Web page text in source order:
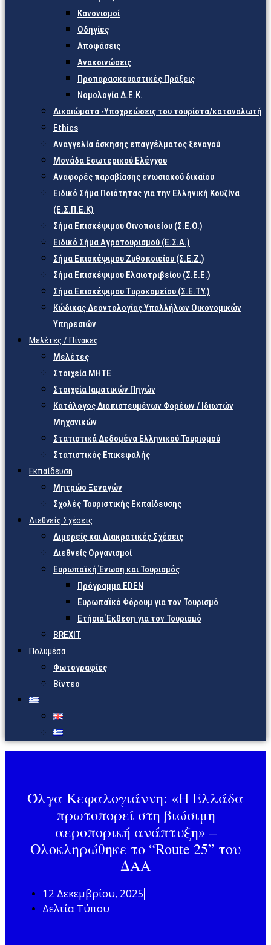
Κανονισμοί
Οδηγίες
Αποφάσεις
Ανακοινώσεις
Προπαρασκευαστικές Πράξεις
Νομολογία Δ.Ε.Κ.
Δικαιώματα -Υποχρεώσεις του τουρίστα/καταναλωτή
Ethics
Αναγγελία άσκησης επαγγέλματος ξεναγού
Μονάδα Εσωτερικού Ελέγχου
Αναφορές παραβίασης ενωσιακού δικαίου
Ειδικό Σήμα Ποιότητας για την Ελληνική Κουζίνα
(Ε.Σ.Π.Ε.Κ)
Σήμα Επισκέψιμου Οινοποιείου (Σ.Ε.Ο.)
Ειδικό Σήμα Αγροτουρισμού (Ε.Σ.Α.)
Σήμα Επισκέψιμου Ζυθοποιείου (Σ.Ε.Ζ.)
Σήμα Επισκέψιμου Ελαιοτριβείου (Σ.Ε.Ε.)
Σήμα Επισκέψιμου Τυροκομείου (Σ.Ε.TY.)
Κώδικας Δεοντολογίας Υπαλλήλων Οικονομικών
Υπηρεσιών
Μελέτες / Πίνακες
Μελέτες
Στοιχεία ΜΗΤΕ
Στοιχεία Ιαματικών Πηγών
Κατάλογος Διαπιστευμένων Φορέων / Ιδιωτών
Μηχανικών
Στατιστικά Δεδομένα Ελληνικού Τουρισμού
Στατιστικός Επικεφαλής
Εκπαίδευση
Μητρώο Ξεναγών
Σχολές Τουριστικής Εκπαίδευσης
Διεθνείς Σχέσεις
Διμερείς και Διακρατικές Σχέσεις
Διεθνείς Οργανισμοί
Ευρωπαϊκή Ένωση και Τουρισμός
Πρόγραμμα EDEN
Ευρωπαϊκό Φόρουμ για τον Τουρισμό
Ετήσια Έκθεση για τον Τουρισμό
BREXIT
Πολυμέσα
Φωτογραφίες
Βίντεο
Όλγα Κεφαλογιάννη: «Η Ελλάδα
πρωτοπορεί στη βιώσιμη
αεροπορική ανάπτυξη» –
Ολοκληρώθηκε το “Route 25” του
ΔΑΑ
12 Δεκεμβρίου, 2025
Δελτία Τύπου